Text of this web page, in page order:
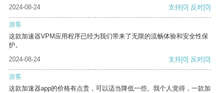
2024-08-24 支持[0] 反对[0]
游客
这款加速器VPM应用程序已经为我们带来了无限的流畅体验和安全性保
护。
2024-08-24
支持[0] 反对[0]
游客
这款加速器app的价格有点贵，可以适当降低一些。我个人觉得，一款加